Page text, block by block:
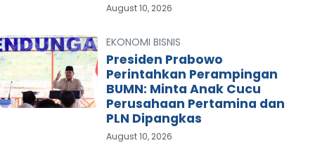
August 10, 2026
EKONOMI BISNIS
Presiden Prabowo
Perintahkan Perampingan
BUMN: Minta Anak Cucu
Perusahaan Pertamina dan
PLN Dipangkas
August 10, 2026